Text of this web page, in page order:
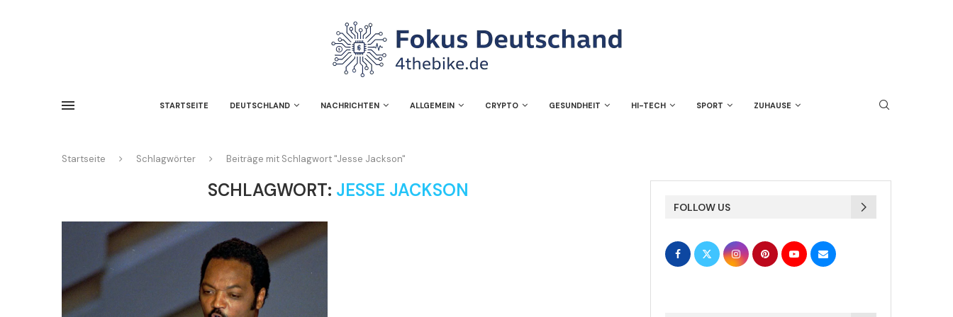
STARTSEITE DEUTSCHLAND NACHRICHTEN ALLGEMEIN CRYPTO GESUNDHEIT HI-TECH SPORT ZUHAUSE
Startseite Schlagwörter Beiträge mit Schlagwort "Jesse Jackson"
SCHLAGWORT: JESSE JACKSON
FOLLOW US